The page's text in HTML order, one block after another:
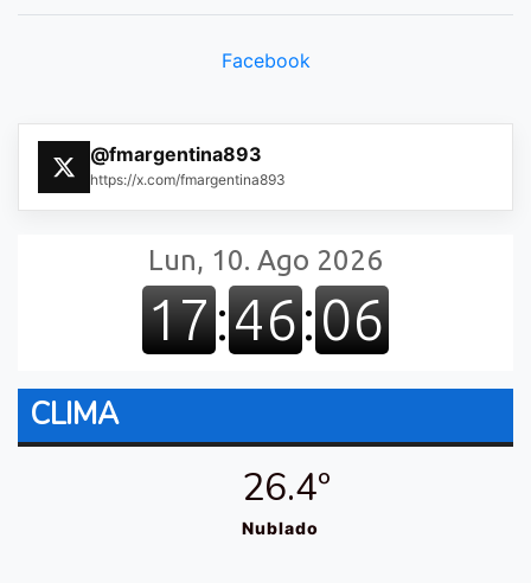
Facebook
@fmargentina893
https://x.com/fmargentina893
CLIMA
26.4º
Nublado